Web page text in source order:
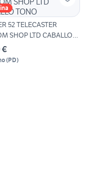
52 TELECASTER
SHOP LTD CABALLO
€
(PD)